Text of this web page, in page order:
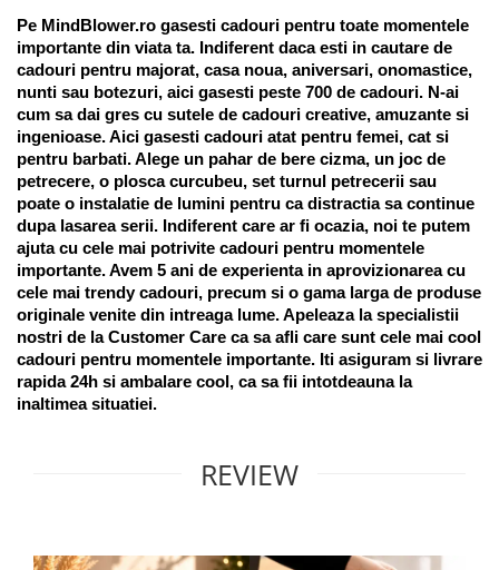
Pe MindBlower.ro gasesti cadouri pentru toate momentele
importante din viata ta. Indiferent daca esti in cautare de
cadouri pentru majorat, casa noua, aniversari, onomastice,
nunti sau botezuri, aici gasesti peste 700 de cadouri. N-ai
cum sa dai gres cu sutele de cadouri creative, amuzante si
ingenioase. Aici gasesti cadouri atat pentru femei, cat si
pentru barbati. Alege un pahar de bere cizma, un joc de
petrecere, o plosca curcubeu, set turnul petrecerii sau
poate o instalatie de lumini pentru ca distractia sa continue
dupa lasarea serii. Indiferent care ar fi ocazia, noi te putem
ajuta cu cele mai potrivite cadouri pentru momentele
importante. Avem 5 ani de experienta in aprovizionarea cu
cele mai trendy cadouri, precum si o gama larga de produse
originale venite din intreaga lume. Apeleaza la specialistii
nostri de la Customer Care ca sa afli care sunt cele mai cool
cadouri pentru momentele importante. Iti asiguram si livrare
rapida 24h si ambalare cool, ca sa fii intotdeauna la
inaltimea situatiei.
REVIEW